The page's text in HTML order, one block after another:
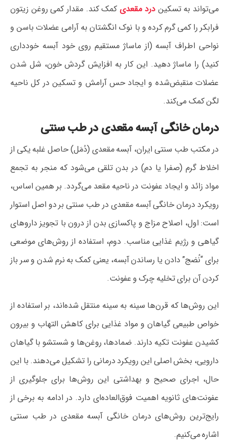
می‌تواند به تسکیندرد مقعدیکمک کند. مقدار کمی روغن زیتون
فرابکر را کمی گرم کرده و با نوک انگشتان به آرامی عضلات باسن و
نواحی اطراف آبسه (از ماساژ مستقیم روی خود آبسه خودداری
کنید) را ماساژ دهید. این کار به افزایش گردش خون، شل شدن
عضلات منقبض‌شده و ایجاد حس آرامش و تسکین در کل ناحیه
لگن کمک می‌کند.
درمان خانگی آبسه مقعدی در طب سنتی
در مکتب طب سنتی ایران، آبسه مقعدی (دُمَل) حاصل غلبه یکی از
اخلاط گرم (صفرا یا دم) در بدن تلقی می‌شود که منجر به تجمع
مواد زائد و ایجاد عفونت در ناحیه مقعد می‌گردد. بر همین اساس،
رویکرد درمان خانگی آبسه مقعدی در طب سنتی بر دو اصل استوار
است: اول، اصلاح مزاج و پاکسازی بدن از درون با تجویز داروهای
گیاهی و رژیم غذایی مناسب. دوم، استفاده از روش‌های موضعی
برای “نُضج” دادن یا رساندن آبسه، یعنی کمک به نرم شدن و سر باز
کردن آن برای تخلیه چرک و عفونت.
این روش‌ها که قرن‌ها سینه به سینه منتقل شده‌اند، بر استفاده از
خواص طبیعی گیاهان و مواد غذایی برای کاهش التهاب و بیرون
کشیدن عفونت تکیه دارند. ضمادها، روغن‌ها و شستشو با گیاهان
دارویی، بخش اصلی این رویکرد درمانی را تشکیل می‌دهند. با این
حال، اجرای صحیح و بهداشتی این روش‌ها برای جلوگیری از
عفونت‌های ثانویه اهمیت فوق‌العاده‌ای دارد. در ادامه به برخی از
رایج‌ترین روش‌های درمان خانگی آبسه مقعدی در طب سنتی
اشاره می‌کنیم.